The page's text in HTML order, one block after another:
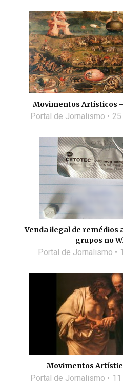
Movimentos Artísticos
Portal de Jornalismo
Venda ilegal de remédios
grupos no
Portal de Jornalismo
Movimentos
Portal de Jornalismo